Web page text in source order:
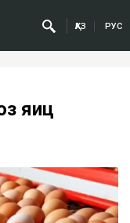
ҚАЗ РУС
яиц